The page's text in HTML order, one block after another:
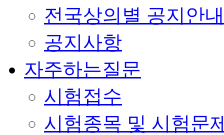
전국상의별 공지안내
공지사항
자주하는질문
시험접수
시험종목 및 시험문